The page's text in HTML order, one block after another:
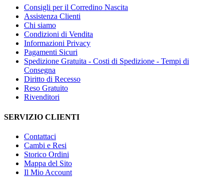
Consigli per il Corredino Nascita
Assistenza Clienti
Chi siamo
Condizioni di Vendita
Informazioni Privacy
Pagamenti Sicuri
Spedizione Gratuita - Costi di Spedizione - Tempi di
Consegna
Diritto di Recesso
Reso Gratuito
Rivenditori
SERVIZIO CLIENTI
Contattaci
Cambi e Resi
Storico Ordini
Mappa del Sito
Il Mio Account